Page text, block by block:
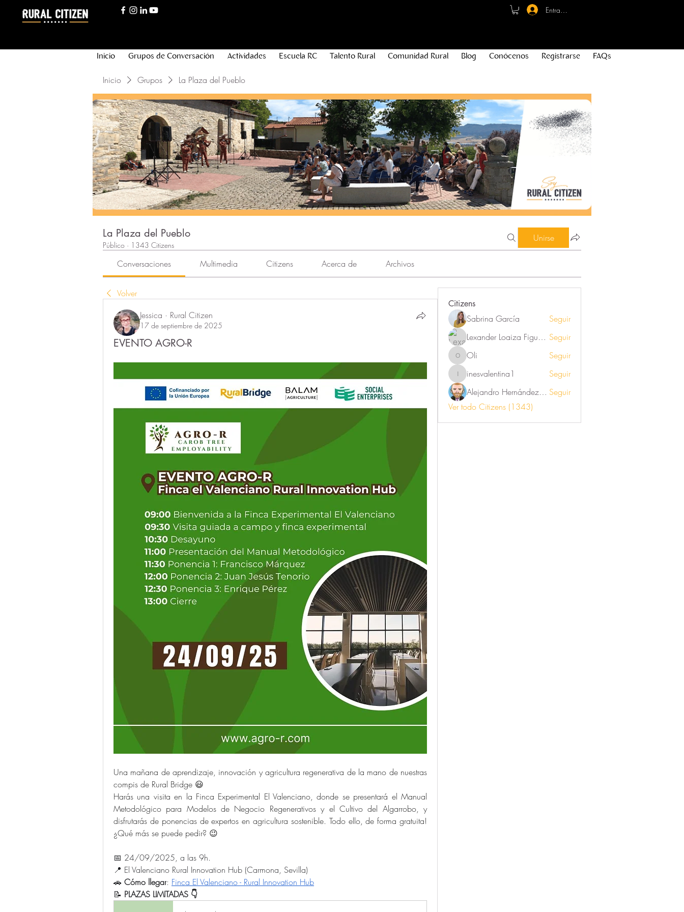
Entrar - Registro
Inicio Grupos de Conversación Actividades Escuela RC Talento Rural Comunidad Rural Blog Conócenos Registrarse FAQs
Inicio Grupos La Plaza del Pueblo
La Plaza del Pueblo
Público · 1343 Citizens
Unirse
Conversaciones Multimedia Citizens Acerca de Archivos
Volver
Jessica · Rural Citizen
17 de septiembre de 2025
EVENTO AGRO-R
Una mañana de aprendizaje, innovación y agricultura regenerativa de la mano de nuestras
compis de Rural Bridge 😃
Harás una visita en la Finca Experimental El Valenciano, donde se presentará el Manual
Metodológico para Modelos de Negocio Regenerativos y el Cultivo del Algarrobo, y
disfrutarás de ponencias de expertos en agricultura sostenible. Todo ello, de forma gratuita!
¿Qué más se puede pedir? 😉
📅 24/09/2025, a las 9h.
📍 El Valenciano Rural Innovation Hub (Carmona, Sevilla)
🚗 Cómo llegar: Finca El Valenciano - Rural Innovation Hub
📝 PLAZAS LIMITADAS 👇
Citizens
Sabrina García
Seguir
Lexander Loaiza Figueroa Seguir
Oli Oli Seguir
inesvalentina1
inesvalentina1
Seguir
Alejandro Hernández Renner Seguir
Ver todo Citizens (1343)